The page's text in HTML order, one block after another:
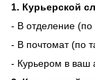
1. Курьерской
- В отделение (по
- В почтомат (по
- Курьером в ваш